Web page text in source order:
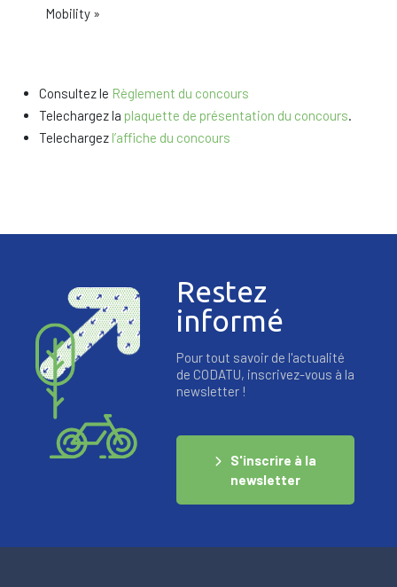
Mobility »
Consultez le Règlement du concours
Telechargez la plaquette de présentation du concours.
Telechargez l’affiche du concours
Restez
informé
Pour tout savoir de l'actualité
de CODATU, inscrivez-vous à la
newsletter !
S'inscrire à la
newsletter